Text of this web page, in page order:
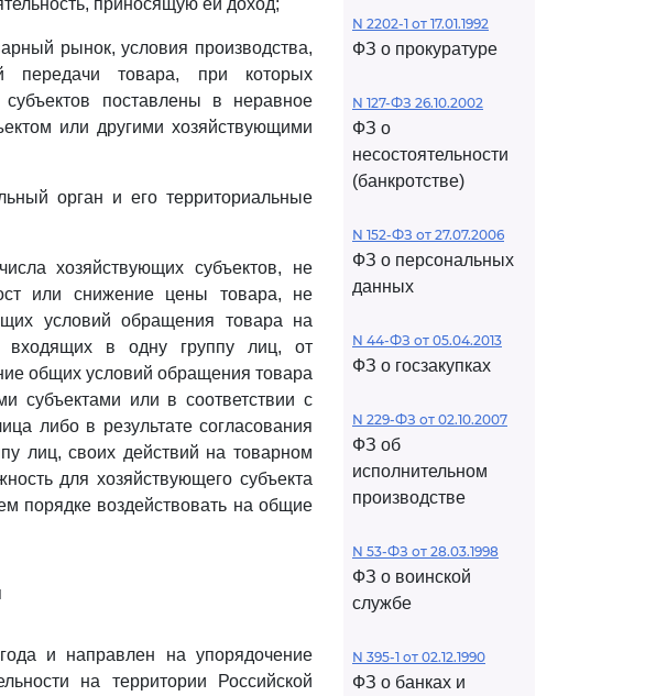
приносящую ей доход;
рынок, условия производства,
передачи товара, при которых
поставлены в неравное
или другими хозяйствующими
орган и его территориальные
хозяйствующих субъектов, не
или снижение цены товара, не
условий обращения товара на
входящих в одну группу лиц, от
общих условий обращения товара
субъектами или в соответствии с
либо в результате согласования
лиц, своих действий на товарном
для хозяйствующего субъекта
порядке воздействовать на общие
и направлен на упорядочение
на территории Российской
N 2202-1 от 17.01.1992
ФЗ о прокуратуре
N 127-ФЗ 26.10.2002
ФЗ о
несостоятельности
(банкротстве)
N 152-ФЗ от 27.07.2006
ФЗ о персональных
данных
N 44-ФЗ от 05.04.2013
ФЗ о госзакупках
N 229-ФЗ от 02.10.2007
ФЗ об
исполнительном
производстве
N 53-ФЗ от 28.03.1998
ФЗ о воинской
службе
N 395-1 от 02.12.1990
ФЗ о банках и